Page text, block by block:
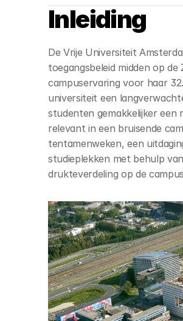
Inleiding
De Vrije Universiteit
toegangsbeleid midden op
campuservaring voor haar
universiteit een
studenten gemakkelijker een
relevant in een bruisende
tentamenweken, een
studieplekken met behulp
drukteverdeling op de